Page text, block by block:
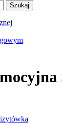
Szukaj